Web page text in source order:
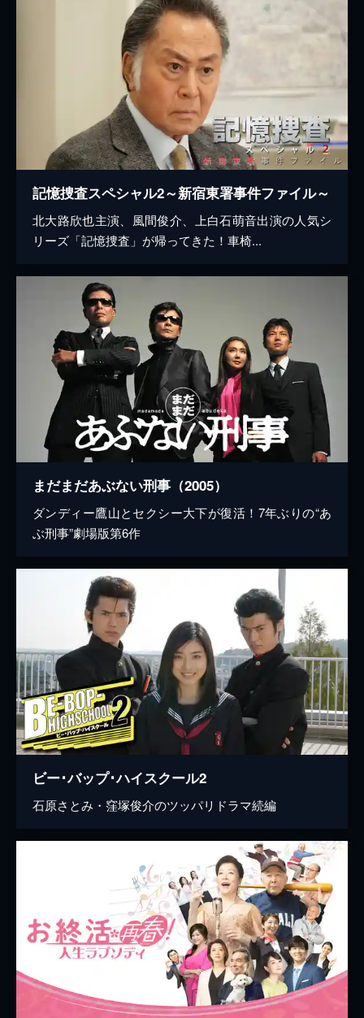
記憶捜査スペシャル2～新宿東署事件ファイル～
北大路欣也主演、風間俊介、上白石萌音出演の人気シ
リーズ「記憶捜査」が帰ってきた！車椅...
まだまだあぶない刑事（2005）
ダンディー鷹山とセクシー大下が復活！7年ぶりの“あ
ぶ刑事”劇場版第6作
ビー･バップ･ハイスクール2
石原さとみ・窪塚俊介のツッパリドラマ続編